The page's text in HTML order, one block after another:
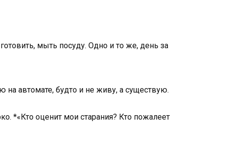
мыть посуду. Одно и то же, день за
на автомате, будто и не живу, а существую.
*«Кто оценит мои старания? Кто пожалеет